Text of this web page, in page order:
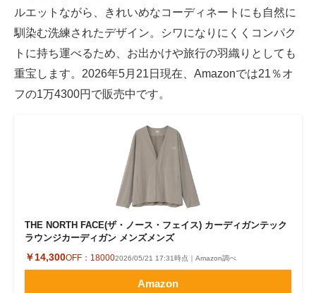
ルエットながら、きれいめなコーディネートにも自然に
馴染む洗練されたデザイン。シワになりにくくコンパク
トに持ち運べるため、お出かけや旅行の羽織りとしても
重宝します。2026年5月21日現在、Amazonでは21％オ
フの1万4300円で販売中です。
THE NORTH FACE(ザ・ノース・フェイス) カーディガンテック
ラウンジカーディガン メンズメンズ
￥14,300OFF： 180002026/05/21 17:31時点｜Amazon調べ
Amazon